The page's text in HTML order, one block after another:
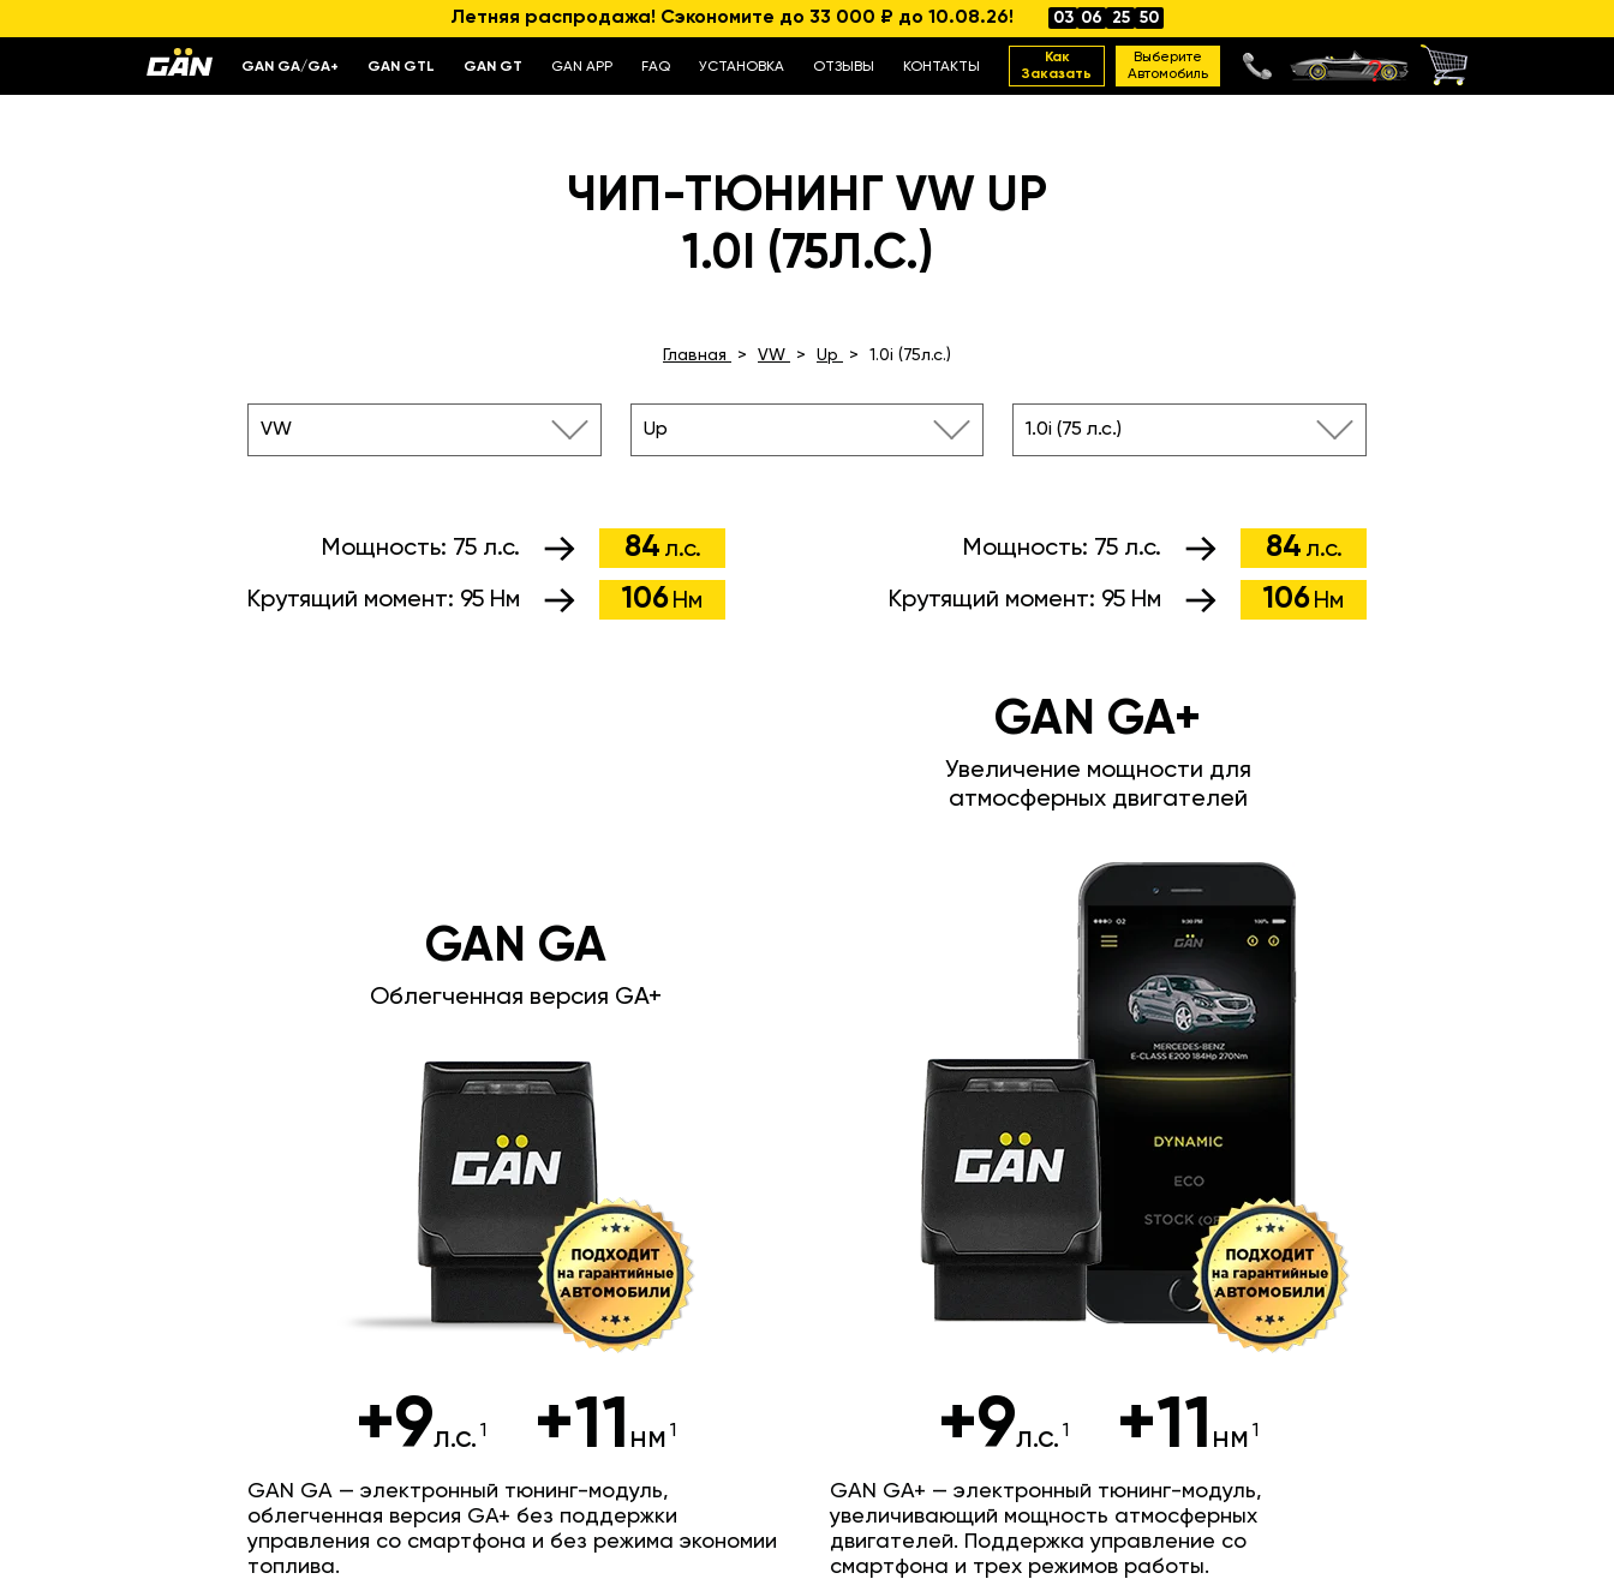
Летняя распродажа! Сэкономите до 33 000 ₽ до 10.08.26! 03 06 25 49
GAN GA/GA+ GAN GTL GAN GT GAN APP FAQ УСТАНОВКА ОТЗЫВЫ КОНТАКТЫ
Как
Заказать
Выберите
Автомобиль
ЧИП-ТЮНИНГ VW UP
1.0I (75Л.С.)
Главная VW Up 1.0i (75л.с.)
VW Up 1.0i (75 л.с.)
Мощность: 75 л.с. 84 л.с.
Крутящий момент: 95 Нм 106 Нм
Мощность: 75 л.с. 84 л.с.
Крутящий момент: 95 Нм 106 Нм
GAN GA+
Увеличение мощности для
атмосферных двигателей
+9л.с. +11 нм
GAN GA+ — электронный тюнинг-модуль,
увеличивающий мощность атмосферных
двигателей. Поддержка управление со
смартфона и трех режимов работы.
GAN GA
Облегченная версия GA+
+9л.с. +11 нм
GAN GA — электронный тюнинг-модуль,
облегченная версия GA+ без поддержки
управления со смартфона и без режима экономии
топлива.